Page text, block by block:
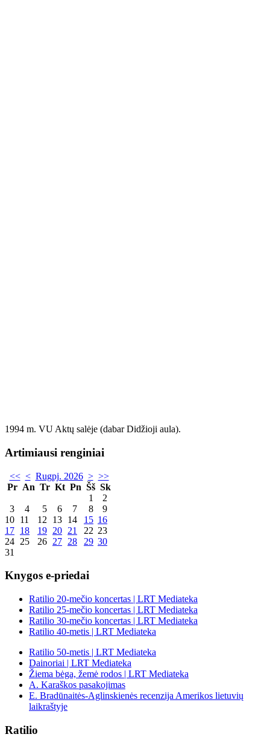
1994 m. VU Aktų salėje (dabar Didžioji aula).
Artimiausi renginiai
<< < Rugpj. 2026 > >>
Pr An Tr Kt Pn Šš Sk
1
2
3
4 5 6 7 8
9
10 11 12 13 14 15 16
17 18 19 20 21 22 23
24 25 26 27 28 29 30
31
Knygos e-priedai
Ratilio 20-mečio koncertas | LRT Mediateka
Ratilio 25-mečio koncertas | LRT Mediateka
Ratilio 30-mečio koncertas | LRT Mediateka
Ratilio 40-metis | LRT Mediateka
Ratilio 50-metis | LRT Mediateka
Dainoriai | LRT Mediateka
Žiema bėga, žemė rodos | LRT Mediateka
A. Karaškos pasakojimas
E. Bradūnaitės-Aglinskienės recenzija Amerikos lietuvių
laikraštyje
Ratilio